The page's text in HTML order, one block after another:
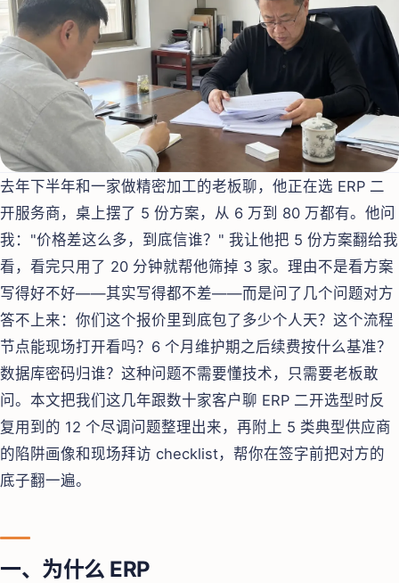
去年下半年和一家做精密加工的老板聊，他正在选 ERP 二
开服务商，桌上摆了 5 份方案，从 6 万到 80 万都有。他问
我："价格差这么多，到底信谁？" 我让他把 5 份方案翻给我
看，看完只用了 20 分钟就帮他筛掉 3 家。理由不是看方案
写得好不好——其实写得都不差——而是问了几个问题对方
答不上来：你们这个报价里到底包了多少个人天？这个流程
节点能现场打开看吗？6 个月维护期之后续费按什么基准？
数据库密码归谁？这种问题不需要懂技术，只需要老板敢
问。本文把我们这几年跟数十家客户聊 ERP 二开选型时反
复用到的 12 个尽调问题整理出来，再附上 5 类典型供应商
的陷阱画像和现场拜访 checklist，帮你在签字前把对方的
底子翻一遍。
一、为什么 ERP